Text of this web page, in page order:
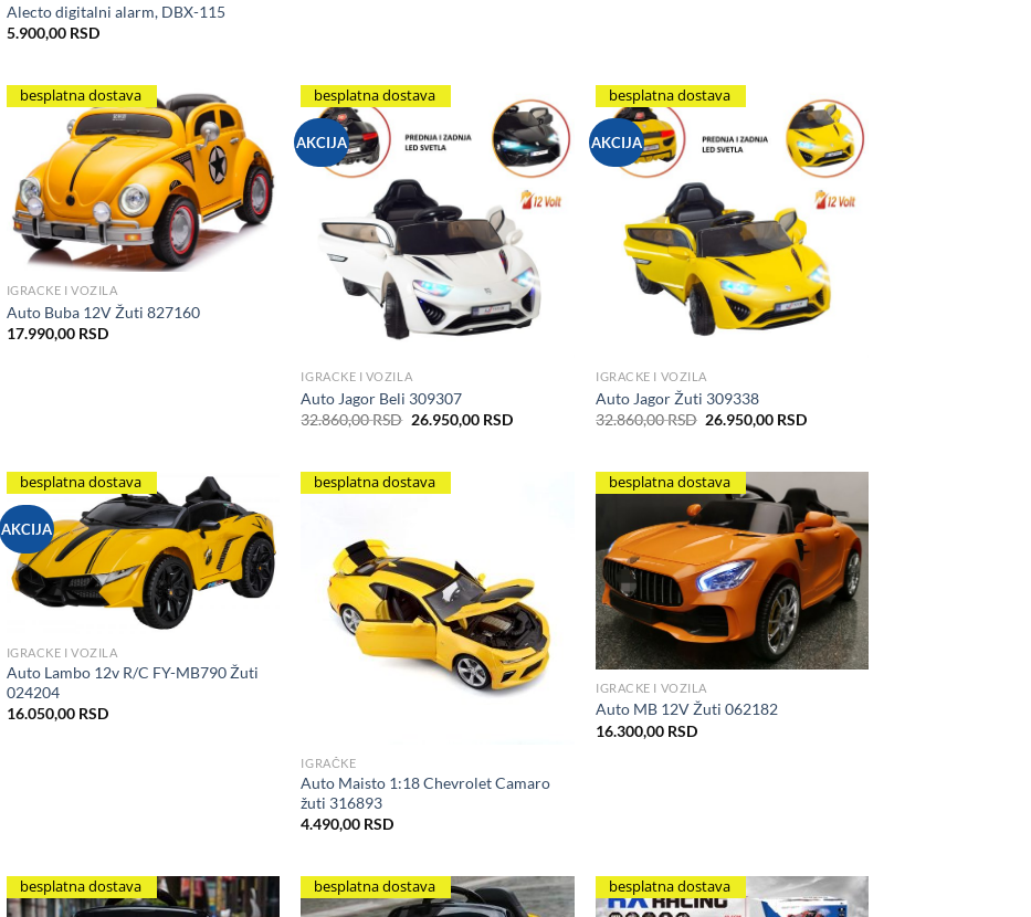
Alecto digitalni alarm, DBX-115
5.900,00 RSD
besplatna dostava
Add to Wishlist
IGRACKE I VOZILA
Auto Buba 12V Žuti 827160
17.990,00 RSD
AKCIJA
besplatna dostava
Add to Wishlist
IGRACKE I VOZILA
Auto Jagor Beli 309307
32.860,00RSD Originalna
32.860,00 RSD.
26.950,00 RSDTrenutna
AKCIJA
besplatna dostava
Add to Wishlist
IGRACKE I VOZILA
Auto Jagor Žuti 309338
32.860,00RSD Originalna
32.860,00 RSD.
26.950,00 RSDTrenutna
AKCIJA
besplatna dostava
Add to Wishlist
IGRACKE I VOZILA
Auto Lambo 12v R/C FY-MB790 Žuti
024204
16.050,00 RSD
besplatna dostava
IGRAČKE
Auto Maisto 1:18 Chevrolet Camaro
žuti 316893
4.490,00 RSD
besplatna dostava
Add to Wishlist
IGRACKE I VOZILA
Auto MB 12V Žuti 062182
16.300,00 RSD
besplatna dostava besplatna dostava besplatna dostava